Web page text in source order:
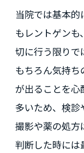
当院では基本
もレントゲン
切に行う限りで
もちろん気持
が出ることを心
多いため、検
撮影や薬の処方
判断した時には